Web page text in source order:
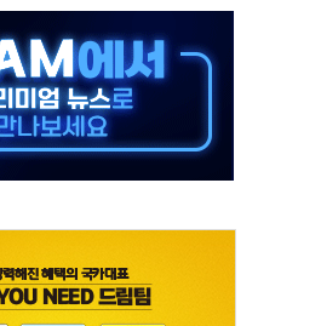
물류센터' 전환